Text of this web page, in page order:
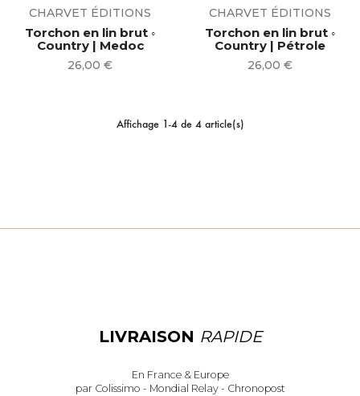
CHARVET ÉDITIONS
Torchon en lin brut ◦
Country | Medoc
Prix
26,00 €
CHARVET ÉDITIONS
Torchon en lin brut ◦
Country | Pétrole
Prix
26,00 €
Affichage 1-4 de 4 article(s)
LIVRAISON RAPIDE
En France & Europe
par Colissimo - Mondial Relay - Chronopost